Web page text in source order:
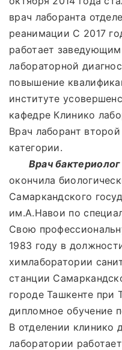
врач лаборанта
реанимации С 2017
работает
лабораторной
повышение
институте
кафедре Клинико
Врач лаборант
категории.
Врач
окончила
Самаркандского
им.А.Навои по
Свою
1983 году в
химлаборатории
станции
городе Ташкенте
дипломное обучение
В отделении клинико
лаборатории